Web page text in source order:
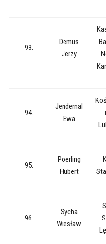
93.
Demus
Jerzy
94.
Jendernal
Ewa
95.
Poerling
Hubert
96.
Sycha
Wiesław